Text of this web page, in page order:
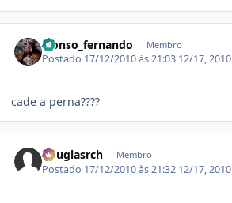
alonso_fernando Membro
Postado 17/12/2010 às 21:03 12/17, 2010
cade a perna????
douglasrch Membro
Postado 17/12/2010 às 21:32 12/17, 2010